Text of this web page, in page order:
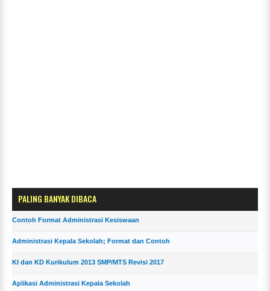
PALING BANYAK DIBACA
Contoh Format Administrasi Kesiswaan
Administrasi Kepala Sekolah; Format dan Contoh
KI dan KD Kurikulum 2013 SMP/MTS Revisi 2017
Aplikasi Administrasi Kepala Sekolah